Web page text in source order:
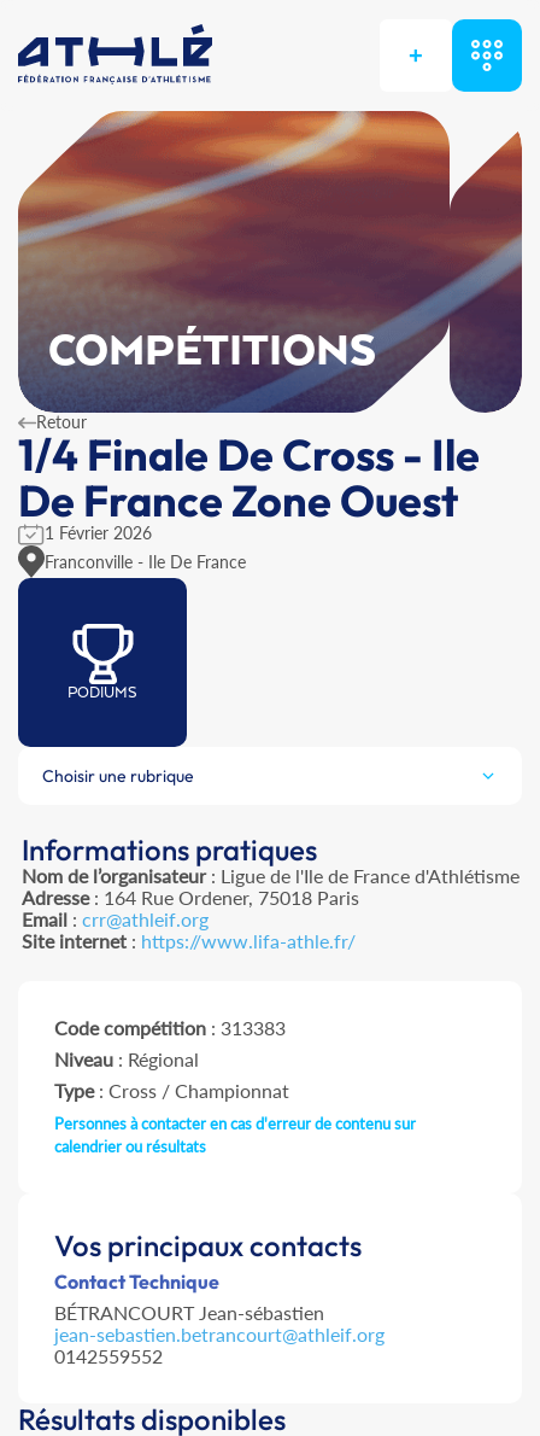
+
COMPÉTITIONS
Retour
1/4 Finale De Cross - Ile
De France Zone Ouest
1 Février 2026
Franconville - Ile De France
PODIUMS
Choisir une rubrique
Informations pratiques
Nom de l’organisateur: Ligue de l'Ile de France d'Athlétisme
Adresse: 164 Rue Ordener, 75018 Paris
Email: crr@athleif.org
Site internet: https://www.lifa-athle.fr/
Code compétition : 313383
Niveau : Régional
Type: Cross / Championnat
Personnes à contacter en cas d'erreur de contenu sur
calendrier ou résultats
Vos principaux contacts
Contact Technique
BÉTRANCOURT Jean-sébastien
jean-sebastien.betrancourt@athleif.org
0142559552
Résultats disponibles